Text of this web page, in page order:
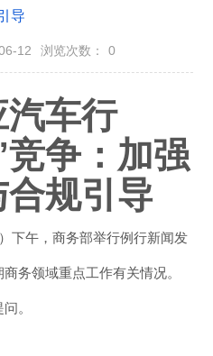
导
12 浏览次数： 0
车行
争：加强
规引导
下午，商务部举行例行新闻发
务领域重点工作有关情况。
。